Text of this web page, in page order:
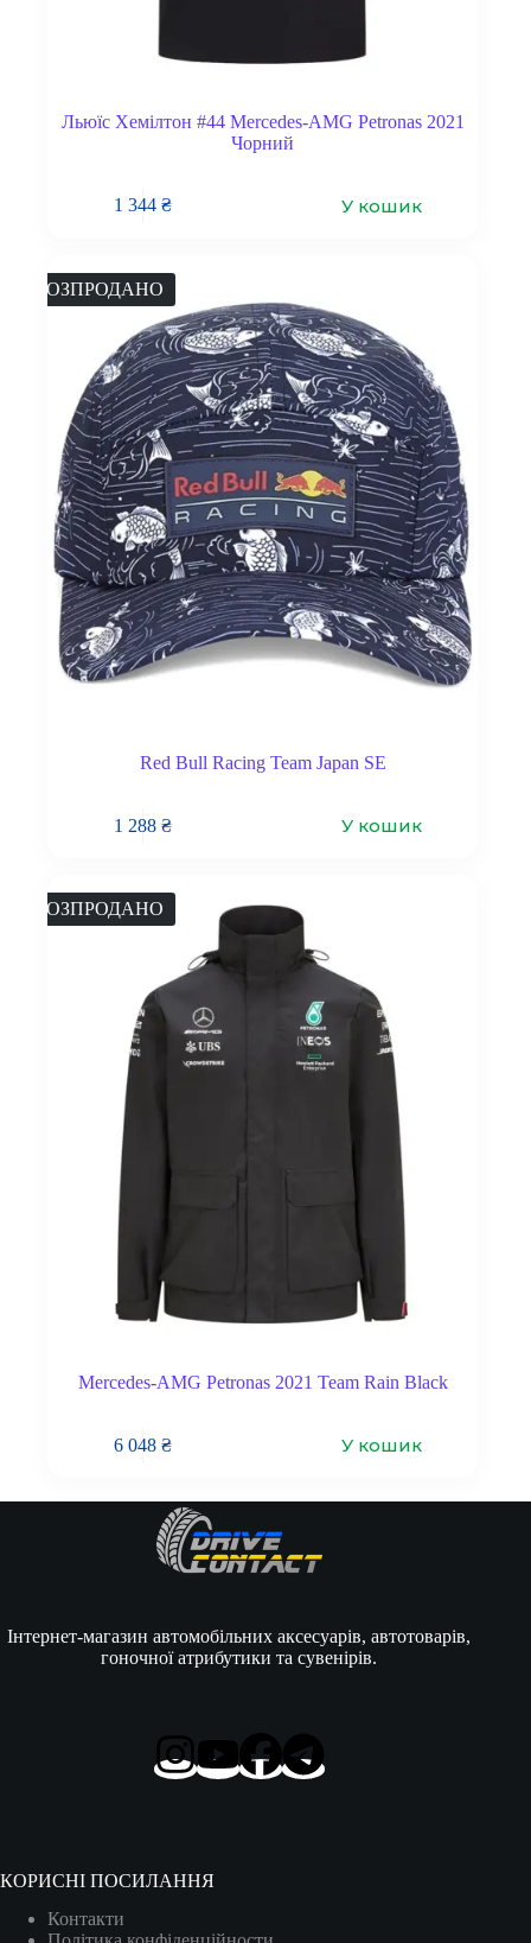
Льюїс Хемілтон #44 Mercedes-AMG Petronas 2021
Чорний
1 344₴ У кошик
РОЗПРОДАНО
Red Bull Racing Team Japan SE
1 288₴ У кошик
РОЗПРОДАНО
Mercedes-AMG Petronas 2021 Team Rain Black
6 048₴ У кошик
Інтернет-магазин автомобільних аксесуарів, автотоварів,
гоночної атрибутики та сувенірів.
КОРИСНІ ПОСИЛАННЯ
Контакти